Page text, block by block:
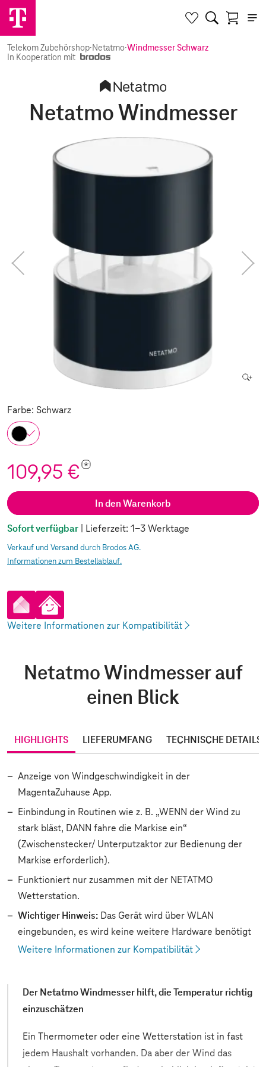
Telekom Zubehörshop·Netatmo·Windmesser Schwarz
In Kooperation mit
Netatmo Windmesser
Farbe: Schwarz
109,95 € *
In den Warenkorb
Sofort verfügbar | Lieferzeit: 1-3 Werktage
Verkauf und Versand durch Brodos AG.
Informationen zum Bestellablauf.
App
Weitere Informationen zur Kompatibilität
Netatmo Windmesser auf
einen Blick
HIGHLIGHTS LIEFERUMFANG TECHNISCHE DETAILS
Anzeige von Windgeschwindigkeit in der
MagentaZuhause App.
Einbindung in Routinen wie z. B. „WENN der Wind zu
stark bläst, DANN fahre die Markise ein“
(Zwischenstecker/ Unterputzaktor zur Bedienung der
Markise erforderlich).
Funktioniert nur zusammen mit der NETATMO
Wetterstation.
Wichtiger Hinweis: Das Gerät wird über WLAN
eingebunden, es wird keine weitere Hardware benötigt
Weitere Informationen zur Kompatibilität
Der Netatmo Windmesser hilft, die Temperatur richtig
einzuschätzen
Ein Thermometer oder eine Wetterstation ist in fast
jedem Haushalt vorhanden. Da aber der Wind das